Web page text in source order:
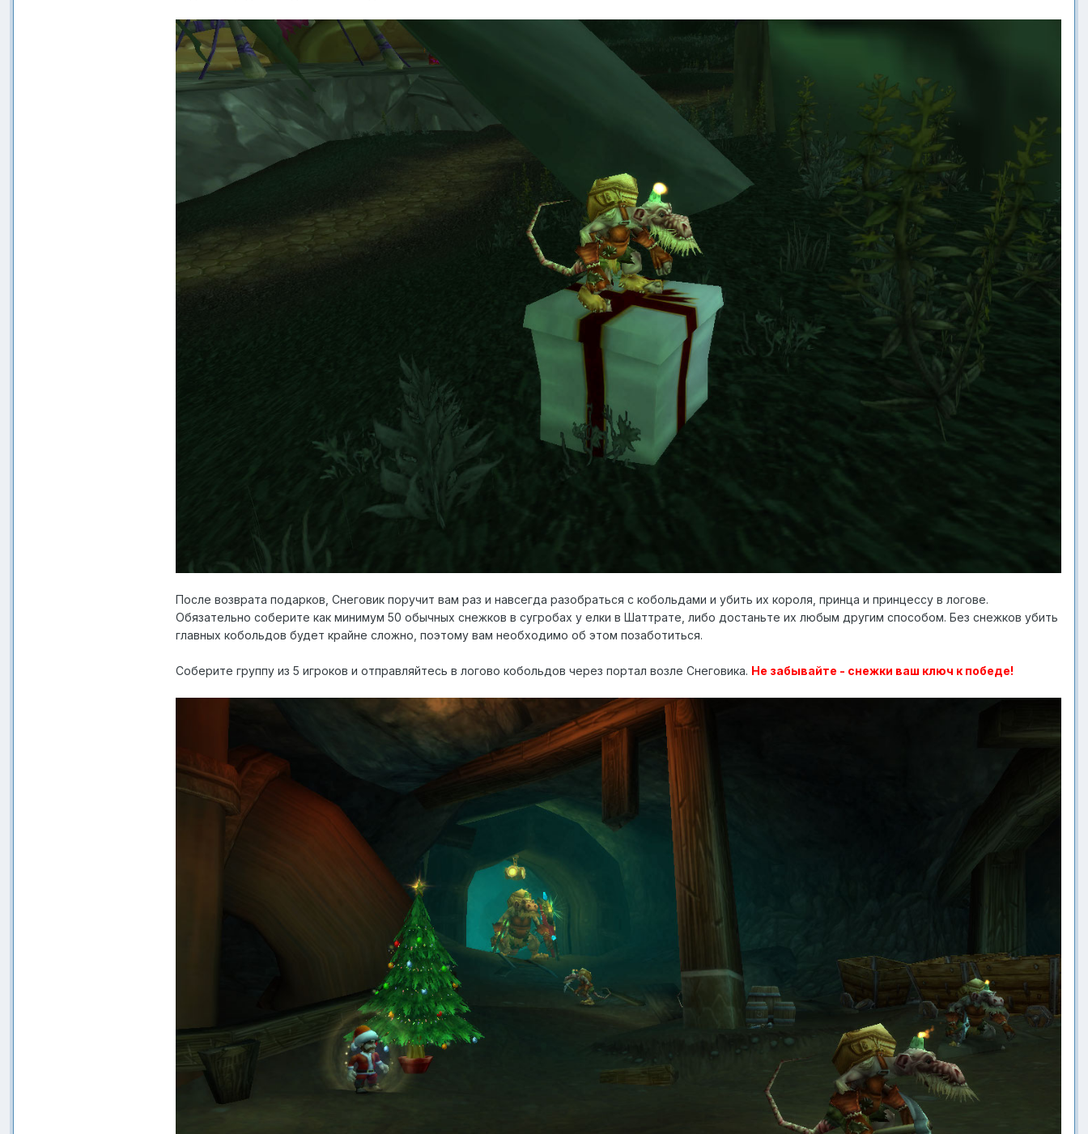
После возврата подарков, Снеговик поручит вам раз и навсегда разобраться с кобольдами и убить их короля, принца и принцессу в логове.
Обязательно соберите как минимум 50 обычных снежков в сугробах у елки в Шаттрате, либо достаньте их любым другим способом. Без снежков убить
главных кобольдов будет крайне сложно, поэтому вам необходимо об этом позаботиться.
Соберите группу из 5 игроков и отправляйтесь в логово кобольдов через портал возле Снеговика. Не забывайте - снежки ваш ключ к победе!